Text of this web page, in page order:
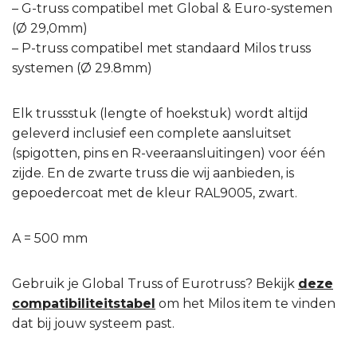
– G-truss compatibel met Global & Euro-systemen
(Ø 29,0mm)
– P-truss compatibel met standaard Milos truss
systemen (Ø 29.8mm)
Elk trussstuk (lengte of hoekstuk) wordt altijd
geleverd inclusief een complete aansluitset
(spigotten, pins en R-veeraansluitingen) voor één
zijde. En de zwarte truss die wij aanbieden, is
gepoedercoat met de kleur RAL9005, zwart.
A = 500 mm
Gebruik je Global Truss of Eurotruss? Bekijk deze
compatibiliteitstabel om het Milos item te vinden
dat bij jouw systeem past.